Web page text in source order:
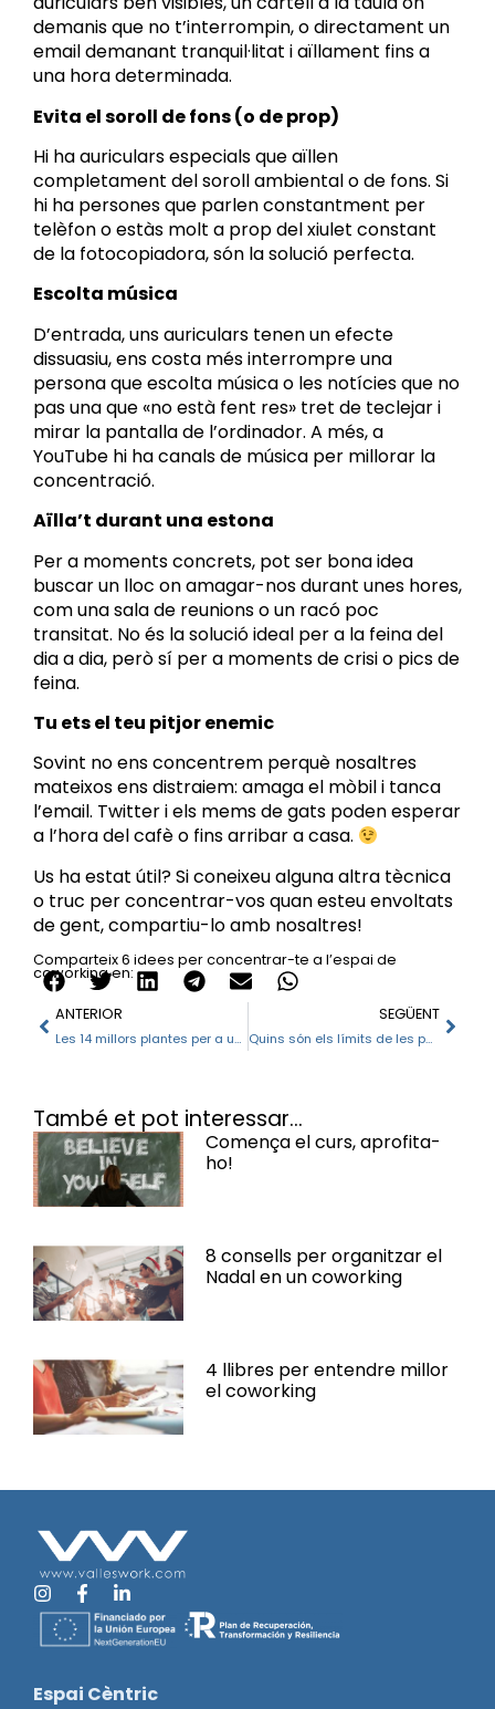
demanis que no t’interrompin, o directament un
email demanant tranquil·litat i aïllament fins a
una hora determinada.
Evita el soroll de fons (o de prop)
Hi ha auriculars especials que aïllen
completament del soroll ambiental o de fons. Si
hi ha persones que parlen constantment per
telèfon o estàs molt a prop del xiulet constant
de la fotocopiadora, són la solució perfecta.
Escolta música
D’entrada, uns auriculars tenen un efecte
dissuasiu, ens costa més interrompre una
persona que escolta música o les notícies que no
pas una que «no està fent res» tret de teclejar i
mirar la pantalla de l’ordinador. A més, a
YouTube hi ha canals de música per millorar la
concentració.
Aïlla’t durant una estona
Per a moments concrets, pot ser bona idea
buscar un lloc on amagar-nos durant unes hores,
com una sala de reunions o un racó poc
transitat. No és la solució ideal per a la feina del
dia a dia, però sí per a moments de crisi o pics de
feina.
Tu ets el teu pitjor enemic
Sovint no ens concentrem perquè nosaltres
mateixos ens distraiem: amaga el mòbil i tanca
l’email. Twitter i els mems de gats poden esperar
a l’hora del cafè o fins arribar a casa.
Us ha estat útil? Si coneixeu alguna altra tècnica
o truc per concentrar-vos quan esteu envoltats
de gent, compartiu-lo amb nosaltres!
Comparteix 6 idees per concentrar-te a l’espai de
coworking en:
ANTERIOR
Les 14 millors plantes per a un espai de coworking
SEGÜENT
Quins són els límits de les persones als espais de coworking?
També et pot interessar...
Comença el curs, aprofita-
ho!
8 consells per organitzar el
Nadal en un coworking
4 llibres per entendre millor
el coworking
Espai Cèntric